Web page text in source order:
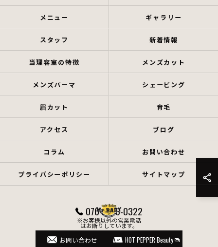
070-4766-0322
※お客様以外の営業電話
はお断りしています。
お問い合わせ HOT PEPPER Beauty
メニュー ギャラリー
スタッフ 新着情報
当理容室の特徴 メンズカット
メンズパーマ シェービング
眉カット 育毛
アクセス ブログ
コラム お問い合わせ
プライバシーポリシー サイトマップ
© 2026 岡山県岡山市の理容室ならHair Salon Mr.BABY ALL RIGHTS RESERVED.